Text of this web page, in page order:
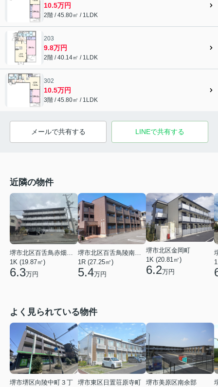
10.5万円
2階 / 45.80㎡ / 1LDK
203
9.8万円
2階 / 40.14㎡ / 1LDK
302
10.5万円
3階 / 45.80㎡ / 1LDK
メールで共有する LINEで共有する
近隣の物件
1K (19.87㎡)
6.3万円
堺市北区百舌鳥陵南町３丁
1R (27.25㎡)
5.4万円
堺市北区金岡町
1K (20.81㎡)
6.2万円
よく見られている物件
堺市堺区向陵中町３丁
堺市東区日置荘原寺町
堺市美原区南余部